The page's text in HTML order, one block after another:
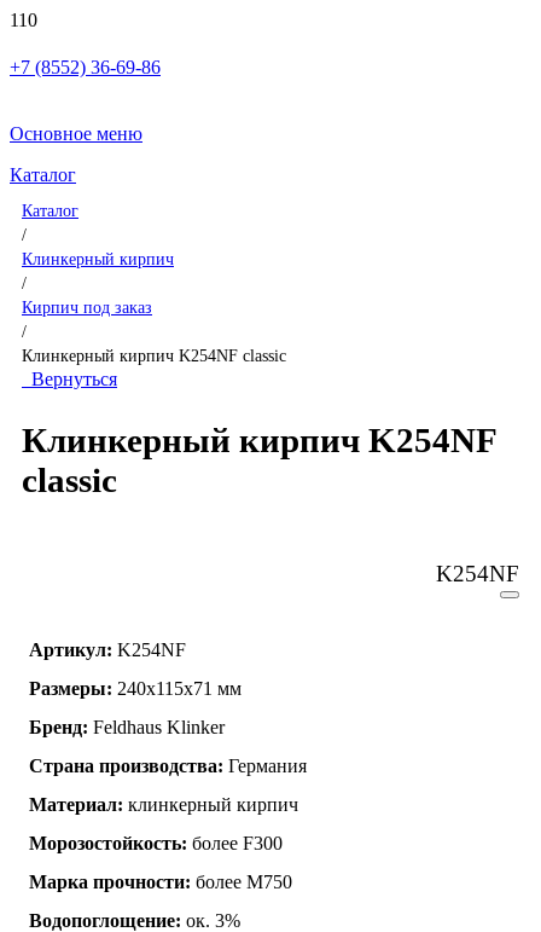
+7 (8552) 36-69-86
Основное меню
Каталог
Каталог
/
Клинкерный кирпич
/
Кирпич под заказ
/
Клинкерный кирпич K254NF classic
Вернуться
Клинкерный кирпич K254NF
classic
K254NF
Артикул: K254NF
Размеры: 240х115х71 мм
Бренд: Feldhaus Klinker
Страна производства: Германия
Материал: клинкерный кирпич
Морозостойкость: более F300
Марка прочности: более М750
Водопоглощение: ок. 3%